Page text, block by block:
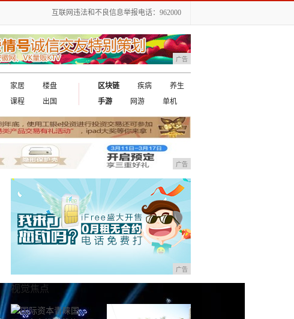
互联网违法和不良信息举报电话：962000
广告
家居
楼盘
课程 出国
区块链 疾病
养生
手游
网游 单机
广告
广告
视觉焦点